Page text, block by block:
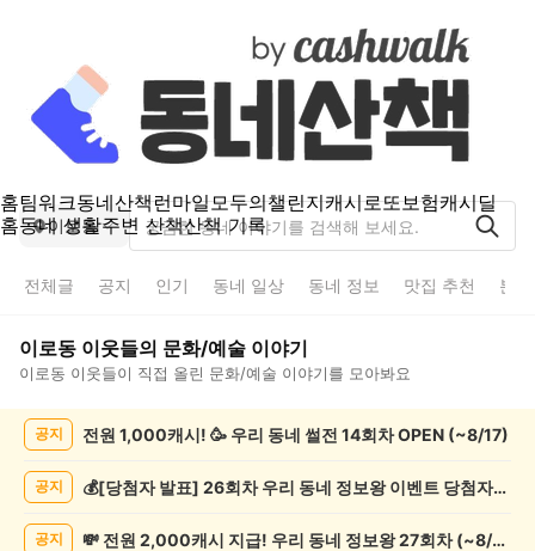
홈팀워크동네산책런마일모두의챌린지캐시로또보험캐시딜
홈동네 생활주변 산책산책 기록
이로동
전체글 공지 인기 동네 일상 동네 정보 맛집 추천 분
이로동 이웃들의 문화/예술 이야기
이로동 이웃들이 직접 올린 문화/예술 이야기를 모아봐요
공지 전원 1,000캐시! 🥳 우리 동네 썰전 14회차 OPEN (~8/17)
공지 💰[당첨자 발표] 26회차 우리 동네 정보왕 이벤트 당첨자를 발표합니다!
공지 💸 전원 2,000캐시 지급! 우리 동네 정보왕 27회차 (~8/10)